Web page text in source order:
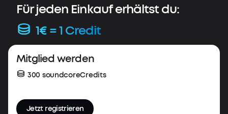
Für jeden Einkauf erhältst du:
1€ = 1 Credit
Mitglied werden
300 soundcoreCredits
Jetzt registrieren